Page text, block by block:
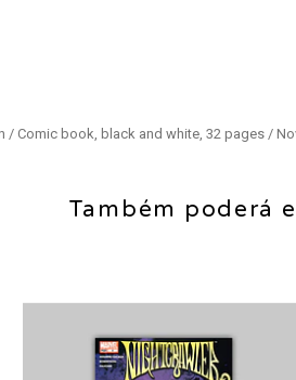
/ Comic book, black and white, 32 pages /
Também poderá